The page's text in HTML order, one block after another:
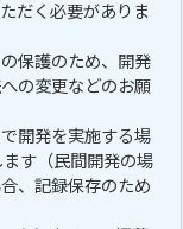
だく必要がありま
保護のため、開発
の変更などのお願
開発を実施する場
す（民間開発の場
、記録保存のため